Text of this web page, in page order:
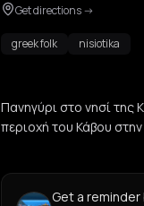
Get directions->
greek folk nisiotika
Πανηγύρι στο νησί της
περιοχή του Κάβου στην
Get a